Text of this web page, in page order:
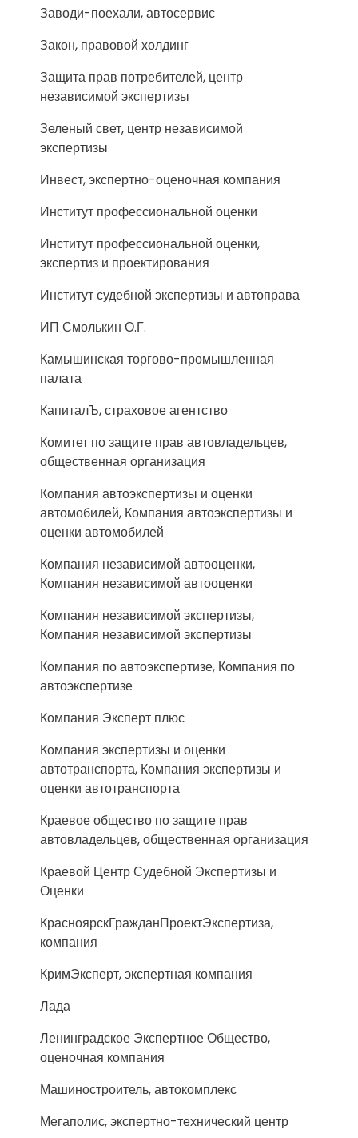
Заводи-поехали, автосервис
Закон, правовой холдинг
Защита прав потребителей, центр
независимой экспертизы
Зеленый свет, центр независимой
экспертизы
Инвест, экспертно-оценочная компания
Институт профессиональной оценки
Институт профессиональной оценки,
экспертиз и проектирования
Институт судебной экспертизы и автоправа
ИП Смолькин О.Г.
Камышинская торгово-промышленная
палата
КапиталЪ, страховое агентство
Комитет по защите прав автовладельцев,
общественная организация
Компания автоэкспертизы и оценки
автомобилей, Компания автоэкспертизы и
оценки автомобилей
Компания независимой автооценки,
Компания независимой автооценки
Компания независимой экспертизы,
Компания независимой экспертизы
Компания по автоэкспертизе, Компания по
автоэкспертизе
Компания Эксперт плюс
Компания экспертизы и оценки
автотранспорта, Компания экспертизы и
оценки автотранспорта
Краевое общество по защите прав
автовладельцев, общественная организация
Краевой Центр Судебной Экспертизы и
Оценки
КрасноярскГражданПроектЭкспертиза,
компания
КримЭксперт, экспертная компания
Лада
Ленинградское Экспертное Общество,
оценочная компания
Машиностроитель, автокомплекс
Мегаполис, экспертно-технический центр